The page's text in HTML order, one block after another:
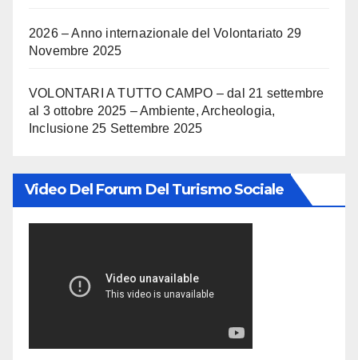
2026 – Anno internazionale del Volontariato 29
Novembre 2025
VOLONTARI A TUTTO CAMPO – dal 21 settembre
al 3 ottobre 2025 – Ambiente, Archeologia,
Inclusione 25 Settembre 2025
Video Del Forum Del Turismo Sociale